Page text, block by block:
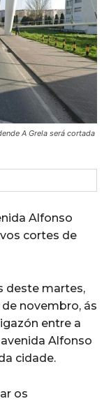
A Grela será cortada
Alfonso
cortes de
deste martes,
novembro, ás
entre a
Alfonso
cidade.
os